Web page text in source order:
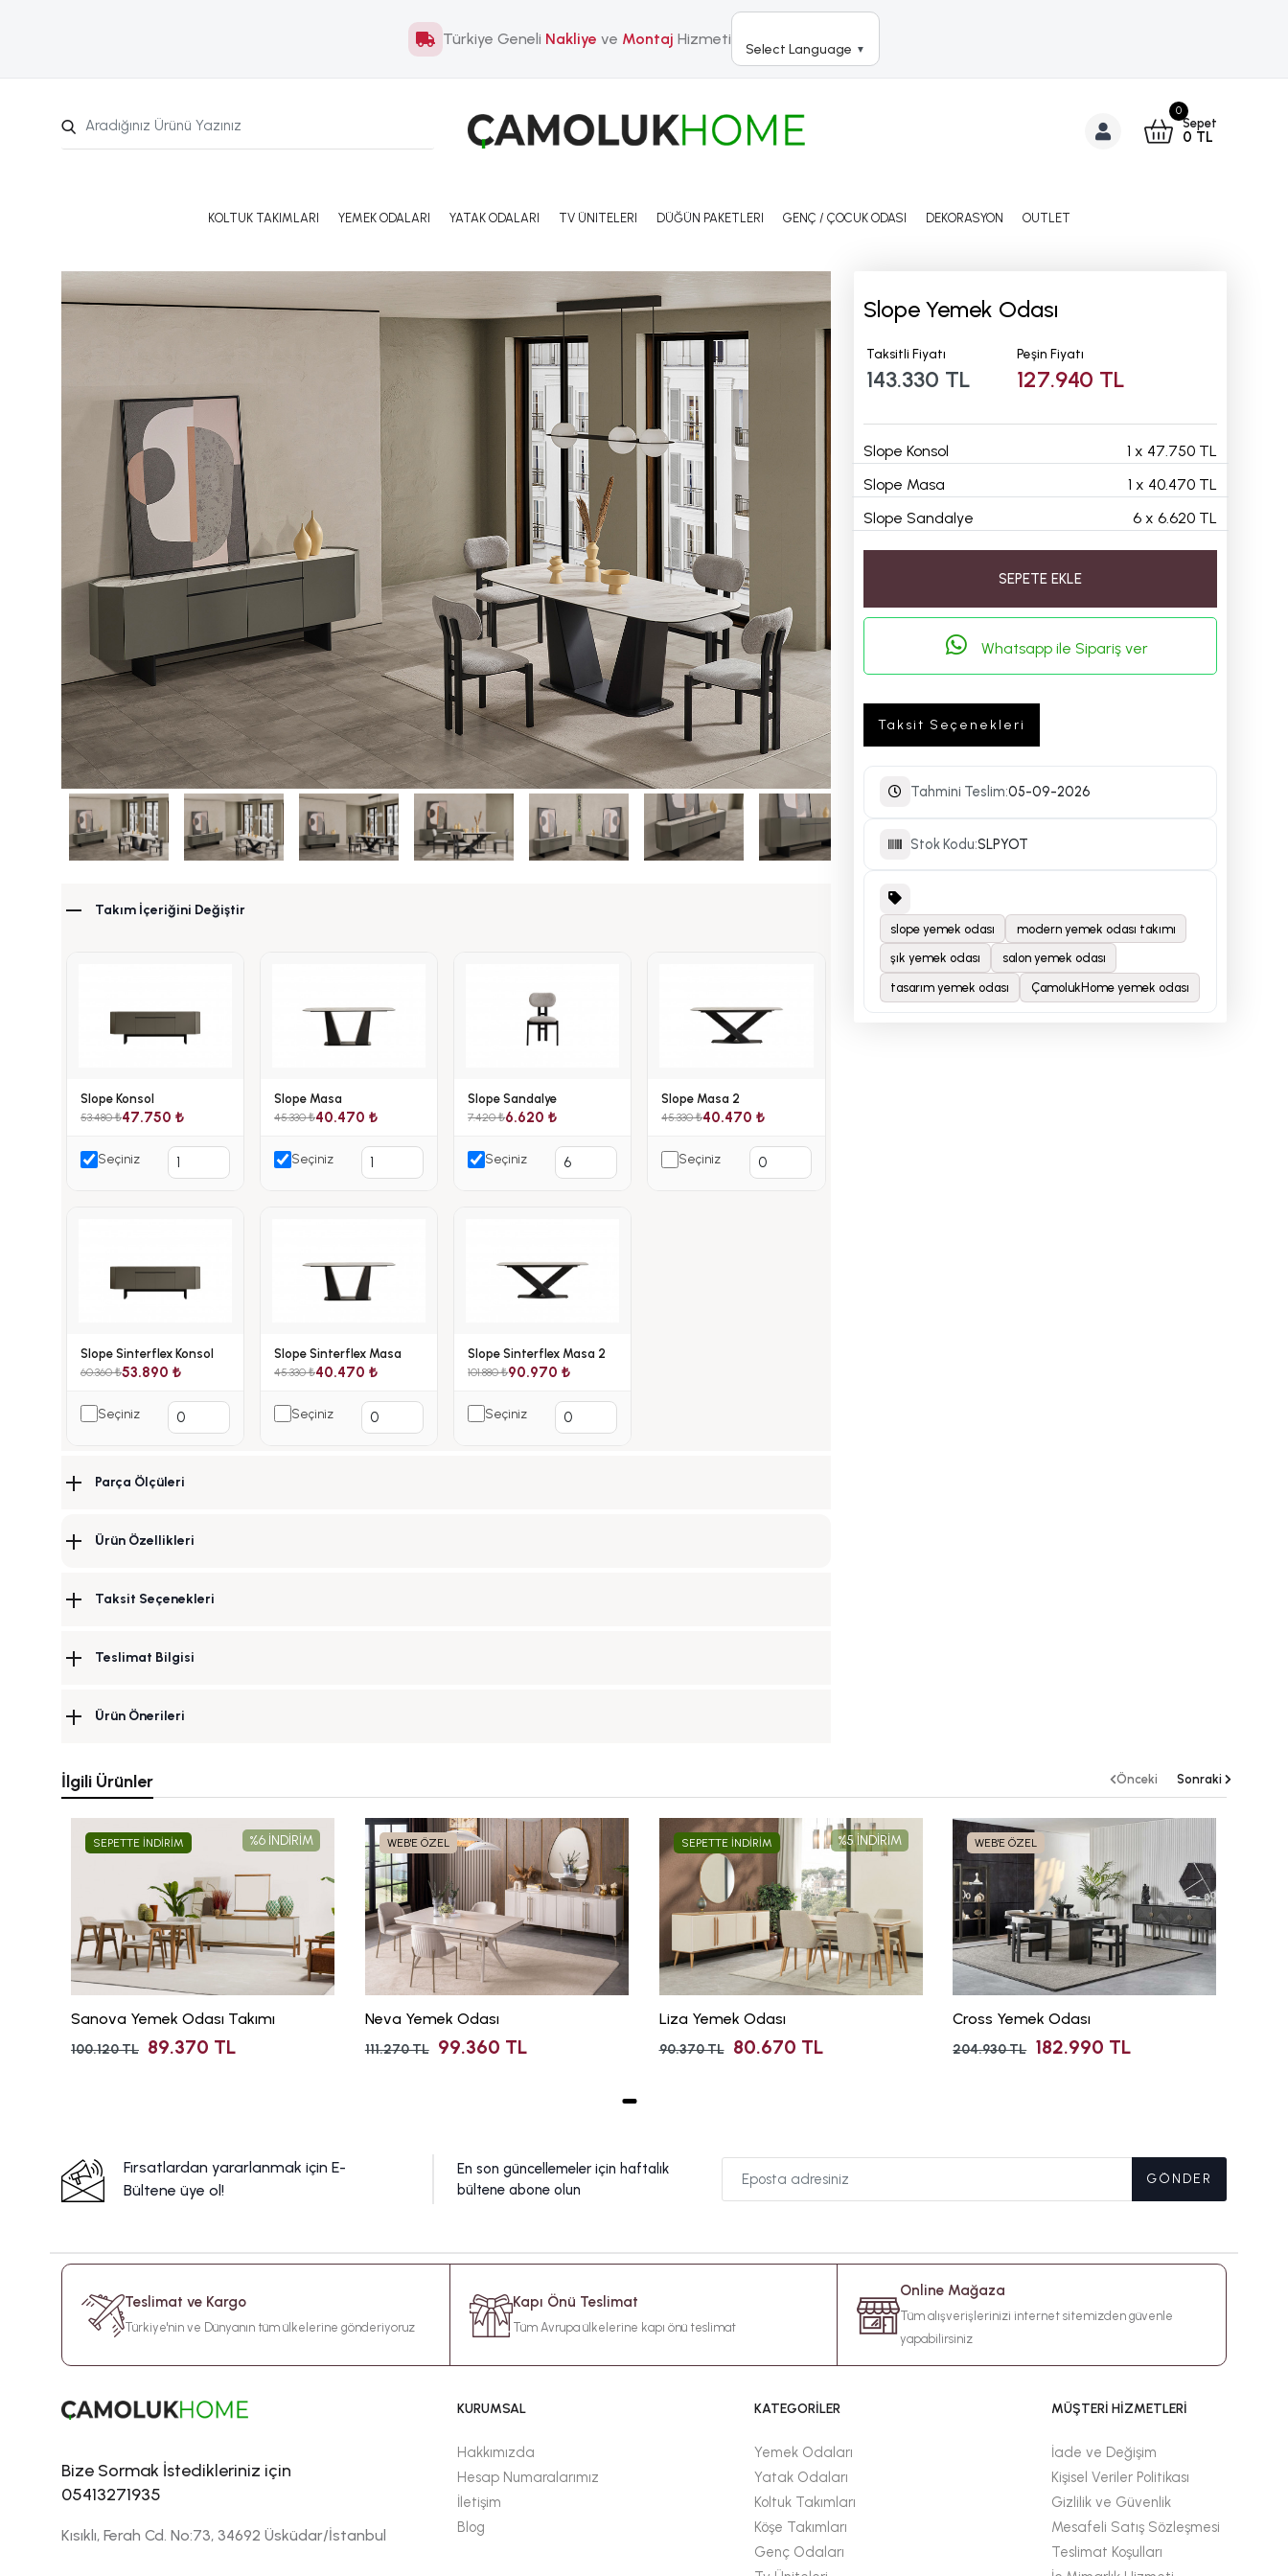
Türkiye Geneli Nakliye ve Montaj Hizmeti
Select Language ▼
0
Sepet
0 TL
KOLTUK TAKIMLARI YEMEK ODALARI YATAK ODALARI TV ÜNITELERI DÜĞÜN PAKETLERI GENÇ / ÇOCUK ODASI DEKORASYON OUTLET
Takım İçeriğini Değiştir
Slope Konsol
53.480 ₺47.750 ₺
Seçiniz
Slope Masa
45.330 ₺40.470 ₺
Seçiniz
Slope Sandalye
7.420 ₺6.620 ₺
Seçiniz
Slope Masa 2
45.330 ₺40.470 ₺
Seçiniz
Slope Sinterflex Konsol
60.360 ₺53.890 ₺
Seçiniz
Slope Sinterflex Masa
45.330 ₺40.470 ₺
Seçiniz
Slope Sinterflex Masa 2
101.880 ₺90.970 ₺
Seçiniz
Parça Ölçüleri
Ürün Özellikleri
Taksit Seçenekleri
Teslimat Bilgisi
Ürün Önerileri
Slope Yemek Odası
Taksitli Fiyatı
143.330 TL
Peşin Fiyatı
127.940 TL
Slope Konsol 1 x 47.750 TL
Slope Masa
1 x 40.470 TL
Slope Sandalye
6x 6.620 TL
SEPETE EKLE
Whatsapp ile Sipariş ver
Taksit Seçenekleri
Tahmini Teslim:05-09-2026
Stok Kodu:SLPYOT
slope yemek odası modern yemek odası takımı
şık yemek odası salon yemek odası
tasarım yemek odası ÇamolukHome yemek odası
İlgili Ürünler
%6 İNDİRİM
SEPETTE İNDİRİM
Sanova Yemek Odası Takımı
100.120 TL 89.370 TL
WEB'E ÖZEL
Neva Yemek Odası
111.270 TL 99.360 TL
%5 İNDİRİM
SEPETTE İNDİRİM
Liza Yemek Odası
90.370 TL 80.670 TL
WEB'E ÖZEL
Cross Yemek Odası
204.930 TL 182.990 TL
Önceki Sonraki
Fırsatlardan yararlanmak için E-
Bültene üye ol!
En son güncellemeler için haftalık
bültene abone olun
GÖNDER
Teslimat ve Kargo
Türkiye'nin ve Dünyanın tüm ülkelerine gönderiyoruz
Kapı Önü Teslimat
Tüm Avrupa ülkelerine kapı önü teslimat
Online Mağaza
Tüm alışverişlerinizi internet sitemizden güvenle
yapabilirsiniz
Bize Sormak İstedikleriniz için
05413271935
Kısıklı, Ferah Cd. No:73, 34692 Üsküdar/İstanbul
KURUMSAL
Hakkımızda
Hesap Numaralarımız
İletişim
Blog
KATEGORİLER
Yemek Odaları
Yatak Odaları
Koltuk Takımları
Köşe Takımları
Genç Odaları
MÜŞTERİ HİZMETLERİ
İade ve Değişim
Kişisel Veriler Politikası
Gizlilik ve Güvenlik
Mesafeli Satış Sözleşmesi
Teslimat Koşulları